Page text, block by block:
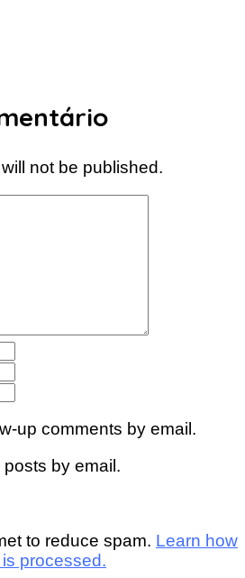
not be published.
up comments by email.
by email.
to reduce spam. Learn how
processed.